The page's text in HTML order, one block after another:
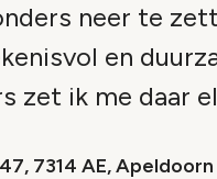
neer te
en
zet ik me daar
7314 AE, Apeldoorn